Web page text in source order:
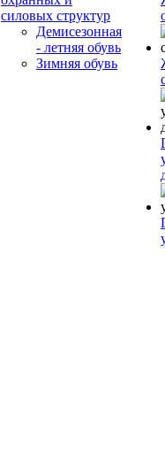
силовых структур
Демисезонная
- летняя обувь
Зимняя обувь